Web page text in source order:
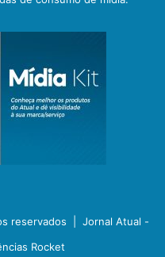
reservados | Jornal Atual -
Rocket